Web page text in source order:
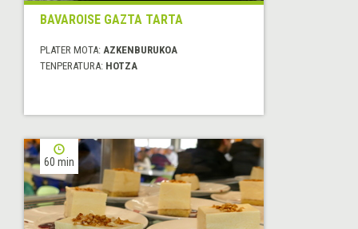
BAVAROISE GAZTA TARTA
PLATER MOTA: AZKENBURUKOA
TENPERATURA: HOTZA
60 min